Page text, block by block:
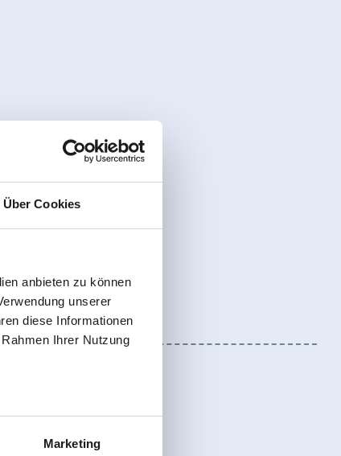
Über Cookies
anbieten zu können
unserer
diese Informationen
Ihrer Nutzung
Marketing